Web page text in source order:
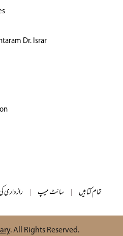
Dr. Israr
رازداری | سائٹ میپ | تمام کتابیں
. All Rights Reserved.